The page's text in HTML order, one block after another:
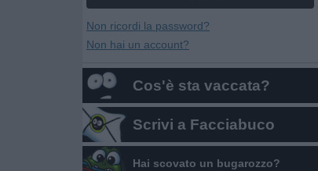
Non ricordi la password?
Non hai un account?
Cos'è sta vaccata?
Scrivi a Facciabuco
Hai scovato un bugarozzo?